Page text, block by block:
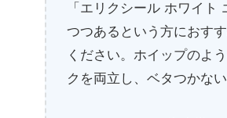
「エリクシール ホワイ
つつあるという方におす
ください。ホイップのよ
クを両立し、ベタつかな